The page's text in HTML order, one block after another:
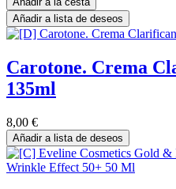
Añadir a lista de deseos
Carotone. Crema
135ml
8,00 €
Añadir a lista de deseos